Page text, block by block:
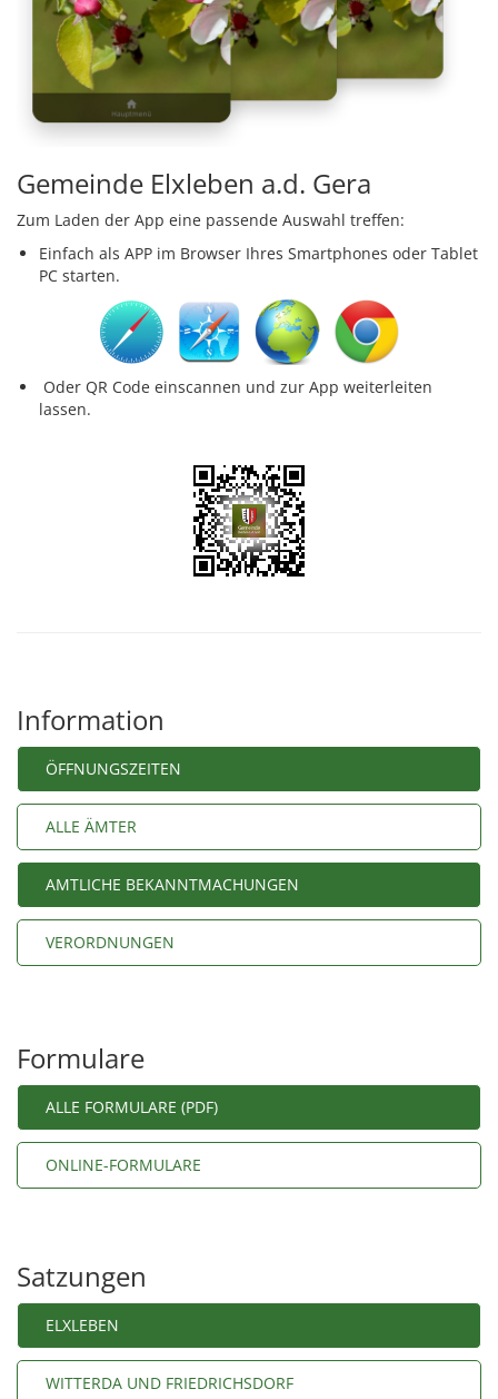
Gemeinde Elxleben a.d. Gera
Zum Laden der App eine passende Auswahl treffen:
Einfach als APP im Browser Ihres Smartphones oder Tablet
PC starten.
Oder QR Code einscannen und zur App weiterleiten
lassen.
Information
ÖFFNUNGSZEITEN
ALLE ÄMTER
AMTLICHE BEKANNTMACHUNGEN
VERORDNUNGEN
Formulare
ALLE FORMULARE (PDF)
ONLINE-FORMULARE
Satzungen
ELXLEBEN
WITTERDA UND FRIEDRICHSDORF